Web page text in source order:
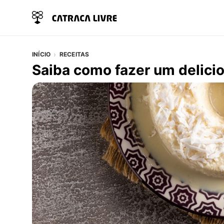
INÍCIO RECEITAS
Saiba como fazer um